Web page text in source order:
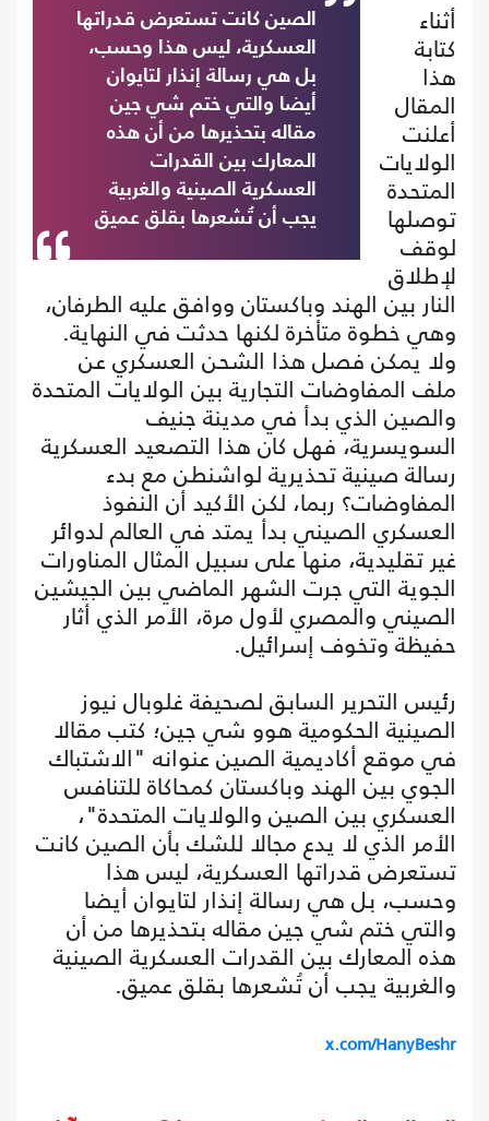
الصين كانت تستعرض قدراتها
العسكرية، ليس هذا وحسب،
بل هي رسالة إنذار لتايوان
أيضا والتي ختم شي جين
مقاله بتحذيرها من أن هذه
المعارك بين القدرات
العسكرية الصينية والغربية
يجب أن تُشعرها بقلق عميق
أثناء
كتابة
هذا
المقال
أعلنت
الولايات
المتحدة
توصلها
لوقف
لإطلاق
النار بين الهند وباكستان ووافق عليه الطرفان،
وهي خطوة متأخرة لكنها حدثت في النهاية.
ولا يمكن فصل هذا الشحن العسكري عن
ملف المفاوضات التجارية بين الولايات المتحدة
والصين الذي بدأ في مدينة جنيف
السويسرية، فهل كان هذا التصعيد العسكرية
رسالة صينية تحذيرية لواشنطن مع بدء
المفاوضات؟ ربما، لكن الأكيد أن النفوذ
العسكري الصيني بدأ يمتد في العالم لدوائر
غير تقليدية، منها على سبيل المثال المناورات
الجوية التي جرت الشهر الماضي بين الجيشين
الصيني والمصري لأول مرة، الأمر الذي أثار
حفيظة وتخوف إسرائيل.
رئيس التحرير السابق لصحيفة غلوبال نيوز
الصينية الحكومية هوو شي جين؛ كتب مقالا
في موقع أكاديمية الصين عنوانه "الاشتباك
الجوي بين الهند وباكستان كمحاكاة للتنافس
العسكري بين الصين والولايات المتحدة"،
الأمر الذي لا يدع مجالا للشك بأن الصين كانت
تستعرض قدراتها العسكرية، ليس هذا
وحسب، بل هي رسالة إنذار لتايوان أيضا
والتي ختم شي جين مقاله بتحذيرها من أن
هذه المعارك بين القدرات العسكرية الصينية
والغربية يجب أن تُشعرها بقلق عميق.
x.com/HanyBeshr